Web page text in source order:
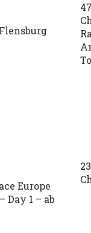
Europe
Day 1 – ab